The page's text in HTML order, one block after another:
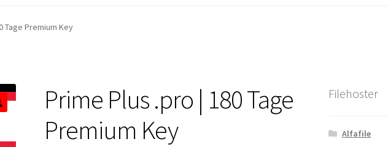
Tage Premium Key
Prime Plus .pro | 180 Tage
Premium Key
Filehoster
Alfafile